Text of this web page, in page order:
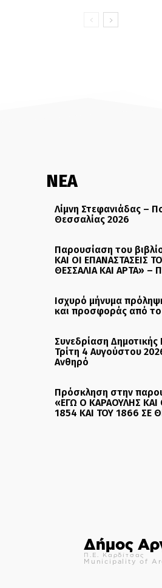
ΝΕΑ
Λίμνη Στεφανιάδας –
Θεσσαλίας 2026
Παρουσίαση του
ΚΑΙ ΟΙ ΕΠΑΝΑΣΤΑΣΕΙΣ
ΘΕΣΣΑΛΙΑ ΚΑΙ ΑΡΤΑ» –
Ισχυρό μήνυμα
και προσφοράς από το
Συνεδρίαση Δημοτικής
Τρίτη 4 Αυγούστου
Ανθηρό
Πρόσκληση στην
«ΕΓΩ Ο ΚΑΡΑΟΥΛΗΣ ΚΑΙ
1854 ΚΑΙ ΤΟΥ 1866 ΣΕ
Δήμος
Π.Ε. Καρδίτσας
Municipality of